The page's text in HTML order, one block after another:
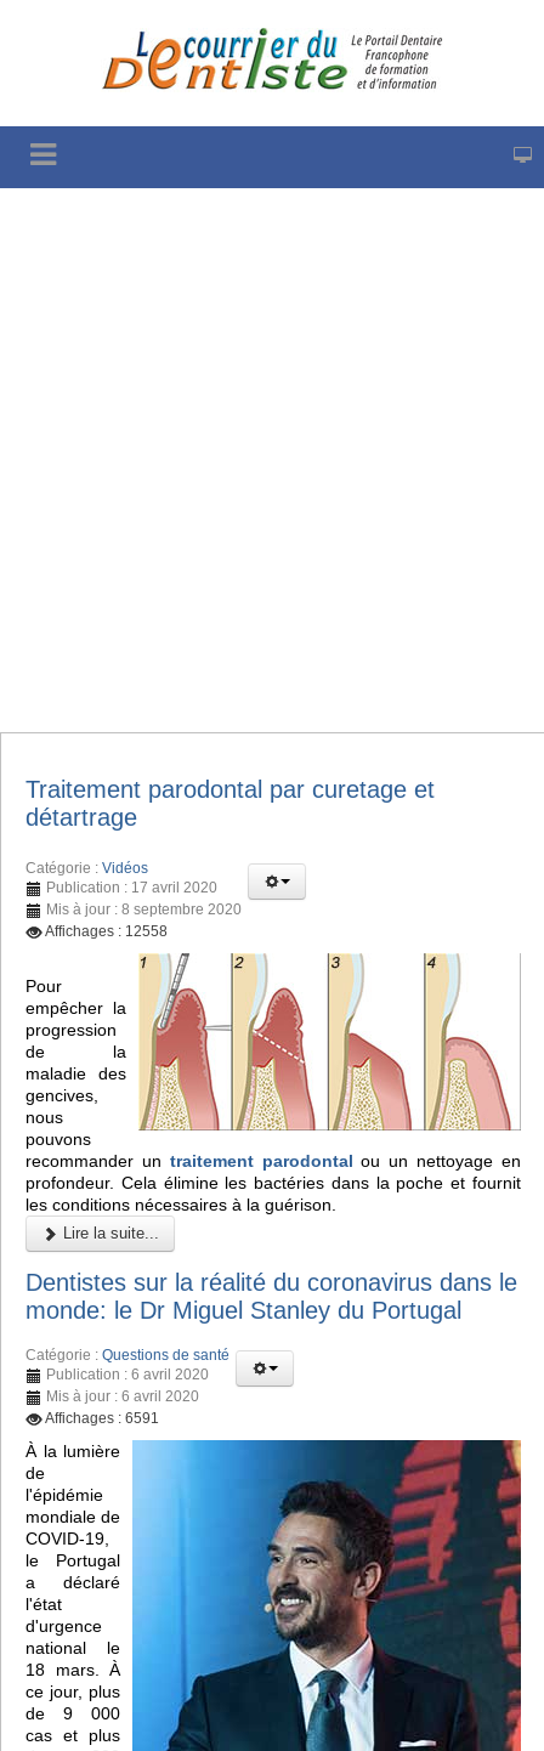
Traitement parodontal par curetage et
détartrage
Catégorie : Vidéos
Publication : 17 avril 2020
Mis à jour : 8 septembre 2020
Affichages : 12558
Pour
empêcher la
progression
de la
maladie des
gencives,
nous
pouvons
recommander un traitement parodontal ou un nettoyage en
profondeur. Cela élimine les bactéries dans la poche et fournit
les conditions nécessaires à la guérison.
Lire la suite...
Dentistes sur la réalité du coronavirus dans le
monde: le Dr Miguel Stanley du Portugal
Catégorie : Questions de santé
Publication : 6 avril 2020
Mis à jour : 6 avril 2020
Affichages : 6591
À la lumière
de
l'épidémie
mondiale de
COVID-19,
le Portugal
a déclaré
l'état
d'urgence
national le
18 mars. À
ce jour, plus
de 9 000
cas et plus